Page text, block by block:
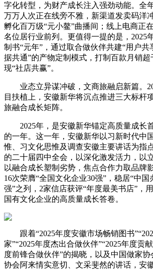
字化转型，为财产成长注入强劲动能。全
万万人次正在线旁不雅，新渠道发卖码洋
孵化百万级“元小鳌”曲播间；线上电商正
名位居行业前列。更值得一提的是，2025
制书“元年”，通过取合做伙伴共建“用户共
据共通”的产物定制模式，打制百款月销
现“社店共赢”。
业态立异谋冲破，文商旅融启新篇。
目扶植上，安徽新华将沉点推进三大标杆
旅融合成长矩阵。
2025年，是安徽新华锚定高质量成长
的一年。这一年，安徽新华以习新时代中
惟、习文化思惟及调查安徽主要讲话为指
的二十届四中全会，以深化激发活力，以
以融合成长塑制劣势，焦点合作力取品牌
16次荣膺“全国文化企业30强”，稳居“中国
强”之列，2家信店获评“年度最美书店”，
国有文化企业的高质量成长答卷。
跟着“2025年度安徽市场畅销图书
家”“2025年度杰出合做伙伴”“2025年度贡
度前锋合做伙伴”的揭晓，以及中国做家
协会阿来情实意切、文采斐然的讲话，安